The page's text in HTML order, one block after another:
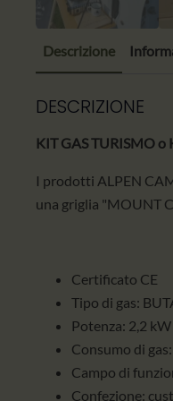
Descrizione
DESCRIZIONE
KIT GAS TURISMO
I prodotti ALPEN
una griglia "MOUNT
Certificato CE
Tipo di gas:
Potenza: 2,2 kW
Consumo di
Campo di
Confezione: